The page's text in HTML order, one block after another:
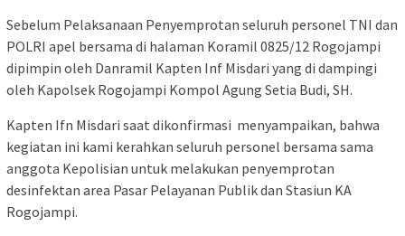
Sebelum Pelaksanaan Penyemprotan seluruh personel TNI dan
POLRI apel bersama di halaman Koramil 0825/12 Rogojampi
dipimpin oleh Danramil Kapten Inf Misdari yang di dampingi
oleh Kapolsek Rogojampi Kompol Agung Setia Budi, SH.
Kapten Ifn Misdari saat dikonfirmasi menyampaikan, bahwa
kegiatan ini kami kerahkan seluruh personel bersama sama
anggota Kepolisian untuk melakukan penyemprotan
desinfektan area Pasar Pelayanan Publik dan Stasiun KA
Rogojampi.